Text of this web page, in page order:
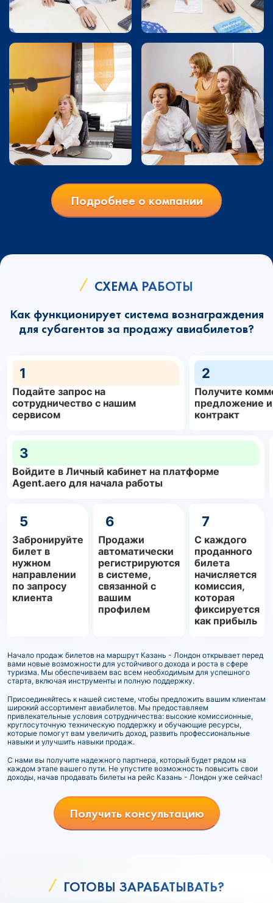
Подробнее о компании
СХЕМА РАБОТЫ
Как функционирует система вознаграждения
для субагентов за продажу авиабилетов?
1
Подайте запрос на
сотрудничество с нашим
сервисом
2
Получите
предложение
контракт
3
Войдите в Личный кабинет на платформе
Agent.aero для начала работы
5
Забронируйте
билет в
нужном
направлении
по запросу
клиента
6
Продажи
автоматически
регистрируются
в системе,
связанной с
вашим
профилем
7
С каждого
проданного
билета
начисляется
комиссия,
которая
фиксируется
как прибыль
Начало продаж билетов на маршрут Казань - Лондон открывает перед
вами новые возможности для устойчивого дохода и роста в сфере
туризма. Мы обеспечиваем вас всем необходимым для успешного
старта, включая инструменты и полную поддержку.
Присоединяйтесь к нашей системе, чтобы предложить вашим клиентам
широкий ассортимент авиабилетов. Мы предоставляем
привлекательные условия сотрудничества: высокие комиссионные,
круглосуточную техническую поддержку и обучающие ресурсы,
которые помогут вам увеличить доход, развить профессиональные
навыки и улучшить навыки продаж.
С нами вы получите надежного партнера, который будет рядом на
каждом этапе вашего пути. Не упустите возможность повысить свои
доходы, начав продавать билеты на рейс Казань - Лондон уже сейчас!
Получить консультацию
ГОТОВЫ ЗАРАБАТЫВАТЬ?